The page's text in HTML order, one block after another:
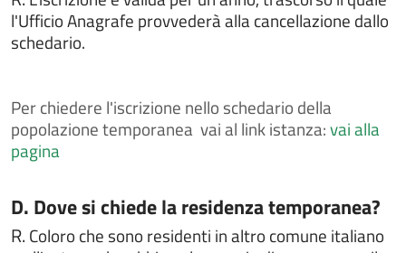
Chiedere il rilascio della tessera elettorale
Chiedere il rilascio di certificati anagrafici
Chiedere il rilascio di certificati ed estratti di leva
militare
Chiedere il rilascio di certificato di iscrizione alle liste
Chiedere il rilascio di copia integrale di atti di stato
civile
l'Ufficio Anagrafe provvederà alla cancellazione dallo
schedario.
Perchiedere l'iscrizione nello schedario della
popolazione temporanea vai al link istanza:vai alla
pagina
Categoria:
D. Dove si chiede la residenza temporanea?
R. Coloro che sono residenti in altro comune italiano